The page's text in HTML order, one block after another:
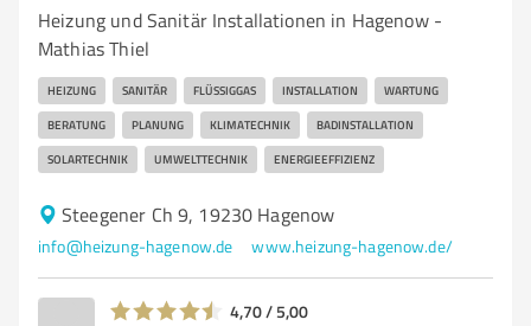
Heizung und Sanitär Installationen in Hagenow -
Mathias Thiel
HEIZUNG SANITÄR FLÜSSIGGAS INSTALLATION WARTUNG
BERATUNG PLANUNG KLIMATECHNIK BADINSTALLATION
SOLARTECHNIK UMWELTTECHNIK ENERGIEEFFIZIENZ
Steegener Ch 9, 19230 Hagenow
info@heizung-hagenow.de www.heizung-hagenow.de/
4,70 / 5,00